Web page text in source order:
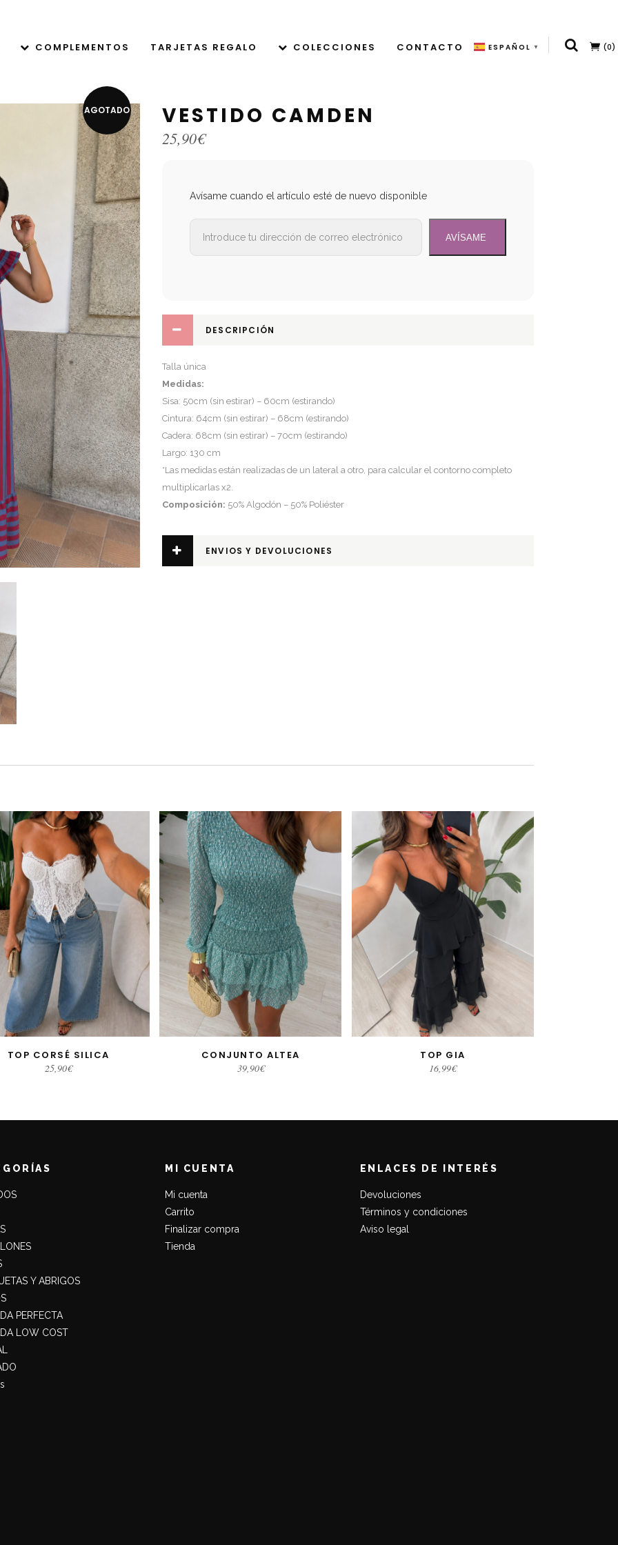
COMPLEMENTOS TARJETAS REGALO COLECCIONES CONTACTO ESPAÑOL ▼ (0)
AGOTADO VESTIDO CAMDEN
25,90€
Avísame cuando el artículo esté de nuevo disponible
DESCRIPCIÓN
Talla única
Medidas:
Sisa: 50cm (sin estirar) – 60cm (estirando)
Cintura: 64cm (sin estirar) – 68cm (estirando)
Cadera: 68cm (sin estirar) – 70cm (estirando)
Largo: 130 cm
*Las medidas están realizadas de un lateral a otro, para calcular el contorno completo
multiplicarlas x2.
Composición: 50% Algodón – 50% Poliéster
ENVIOS Y DEVOLUCIONES
OPCIONES
Este producto tiene múltiples variantes. Las opciones se pueden elegir en la página de producto
TOP CORSÉ SILICA
25,90€
SELECCIONAR OPCIONES
Este producto tiene múltiples variantes. Las opciones se pueden elegir en la página de producto
CONJUNTO ALTEA
39,90€
SELECCIONAR OPCIONES
Este producto tiene múltiples variantes. Las opciones se pueden elegir en la página de producto
TOP GIA
16,99€
Y ABRIGOS
PERFECTA
LOW COST
MI CUENTA
Mi cuenta
Carrito
Finalizar compra
Tienda
ENLACES DE INTERÉS
Devoluciones
Términos y condiciones
Aviso legal